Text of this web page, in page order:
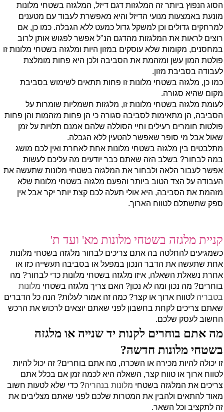
הסוג הנפוץ ביותר זה המלגזות דגם דיזל, המלגזה בשטחי מלונות
מונעת באמצעות מנועי הדיזל והיא מאפשרת לעבוד עם מטענים
למרחקים גדולים וכן למשקל גדול כמעט ללא הגבלה. כמו כן, אם
רוצים לראות את המלגזות מהדגם הנ"ל אפשר לפגוש אותן לרוב
במחסנים, מקומות שלא עוסקים במזון היות ומלגזה בשטחי מלונות זו
פולטת המון עשן ומזהמת את הסביבה ולכן היא פחות מומלצת
לעבודה בסביבת מזון.
כמו כן, מלגזה בשטחי מלונות זו פחות תתאים לשימוש בסביבת
מקום שהיא סגורה.
לעומת מלגזה בשטחי מלונות זו, מלגזות חשמליות שומרות על
הסביבה, הן מתאימות לסביבה סגורה כי הן פחות מזהמות והן פחות
פולטות חומרים רעילים וחיי הסוללה שלהם אמנם תלויות על זמן
שאול אבל מי סופר שאפשר להטעין ללא הגבלה.
מתלבטים בין מלגזה בשטחי מלונות אחת לאחרת ואין לכם מושג
במה לבחור? בשלב הזה שאתם כבר יודעים מה עליכם לעשות
אפשר לעבור הלאה ולבחור את המלגזה בשטחי מלונות שתעשה את
העבודה על הצד הטוב ביותר והפעם מלגזה בשטחי מלונות שלא
מזהמת את הסביבה, היא אולי תעלה לכם קצת יותר יקר אבל אין
ספק שתשתלם לטווח הארוך.
קניית מלגזה בשטחי מלונות מא' ועד ת'
כשמגיעים להחלטה בה אתם צריכים לבחור מלגזה בשטחי מלונות
אחת שתעשה את הדבר הנכון במפעל או בסביבה תעשייה כזו או
אחרת נשאלת השאלה, איזו מלגזה בשטחי מלונות כדי לבחור? מה
בוחרים? מה נכון ומה לא נכון? האם צריך מלגזה בשטחי מלונות
בטבריה לטווח ארוך או קצר? כמה זה אמור לעלות? הנה כל הדברים
שאתם צריכים לקחת בחשבון לפני שאתם יוצאים לרכוש את הרכש
החשוב לעסק שלכם.
מה אתם בוחרים לקנות יד שנייה או מלגזה
בשטחי מלונות חדשה?
זו יכולה להיות מכירה או השכרה, מה אתם בוחרים? זה יכול להיות
לטווח ארוך או טווח קצר, השאלה היא לכמה זמן אם בכלל אתם
צריכים את המלגזה בשטחי מלונות בנהריה? כדי שלא לטעות חשוב
מאוד להתאים ולהבין את המטרות שלכם לפני שאתם מצליבים את
זה לתקציב וכל השאר.